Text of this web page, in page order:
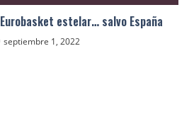
estelar… salvo España
septiembre 1, 2022